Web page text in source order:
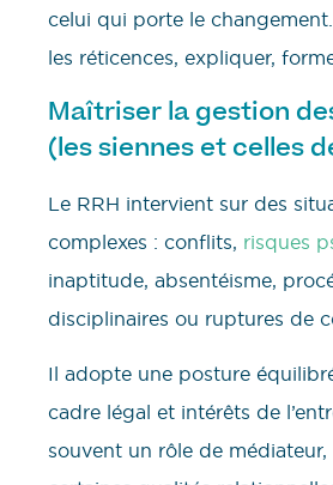
celui qui porte le
les réticences, expliquer,
Maîtriser la gestion
(les siennes et celles
Le RRH intervient sur des
complexes : conflits, risques
inaptitude, absentéisme,
disciplinaires ou ruptures de
Il adopte une posture
cadre légal et intérêts de
souvent un rôle de médiateur,